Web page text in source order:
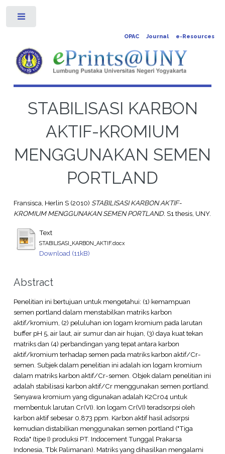
OPAC Journal e-Resources
STABILISASI KARBON
AKTIF-KROMIUM
MENGGUNAKAN SEMEN
PORTLAND
Fransisca, Herlin S(2010) STABILISASI KARBON AKTIF-
KROMIUM MENGGUNAKAN SEMEN PORTLAND. S1 thesis, UNY.
Text
STABILISASI_KARBON_AKTIF.docx
Download (11kB)
Abstract
Penelitian ini bertujuan untuk mengetahui: (1) kemampuan
semen portland dalam menstabilkan matriks karbon
aktif/kromium, (2) peluluhan ion logam kromium pada larutan
buffer pH 5, air laut, air sumur dan air hujan, (3) daya kuat tekan
matriks dan (4) perbandingan yang tepat antara karbon
aktif/kromium terhadap semen pada matriks karbon aktif/Cr-
semen. Subjek dalam penelitian ini adalah ion logam kromium
dalam matriks karbon aktif/Cr-semen. Objek dalam penelitian ini
adalah stabilisasi karbon aktif/Cr menggunakan semen portland.
Senyawa kromium yang digunakan adalah K2Cr04 untuk
membentuk larutan Cr(VI). Ion logam Cr(VI) teradsorpsi oleh
karbon aktif sebesar 0,873 ppm. Karbon aktif hasil adsorpsi
kemudian distabilkan menggunakan semen portland ("Tiga
Roda" (tipe I) produksi PT. Indocement Tunggal Prakarsa
Indonesia, Tbk Palimanan). Matriks yang dihasilkan mengalami